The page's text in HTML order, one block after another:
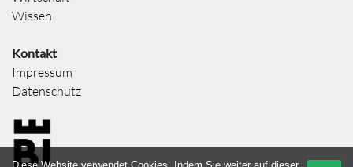
Wissen
Kontakt
Impressum
Datenschutz